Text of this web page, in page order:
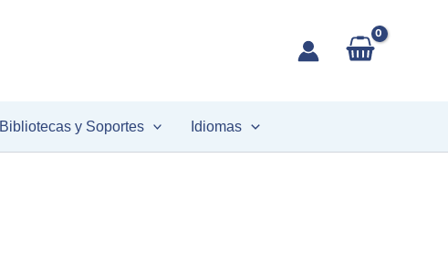
Bibliotecas y Soportes Idiomas